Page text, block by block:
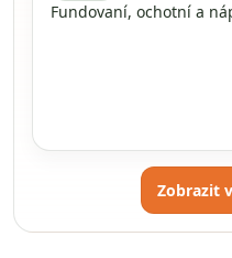
Fundovaní, ochotní a
Zobrazit